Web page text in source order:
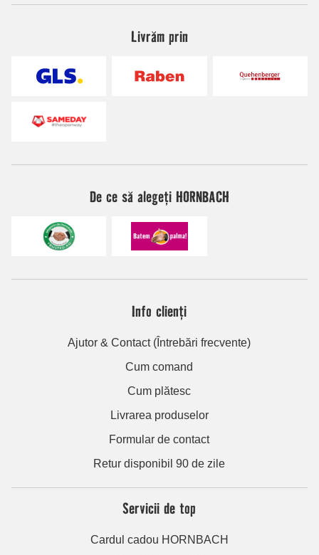
Livrăm prin
De ce să alegeți HORNBACH
Info clienți
Ajutor & Contact (Întrebări frecvente)
Cum comand
Cum plătesc
Livrarea produselor
Formular de contact
Retur disponibil 90 de zile
Servicii de top
Cardul cadou HORNBACH